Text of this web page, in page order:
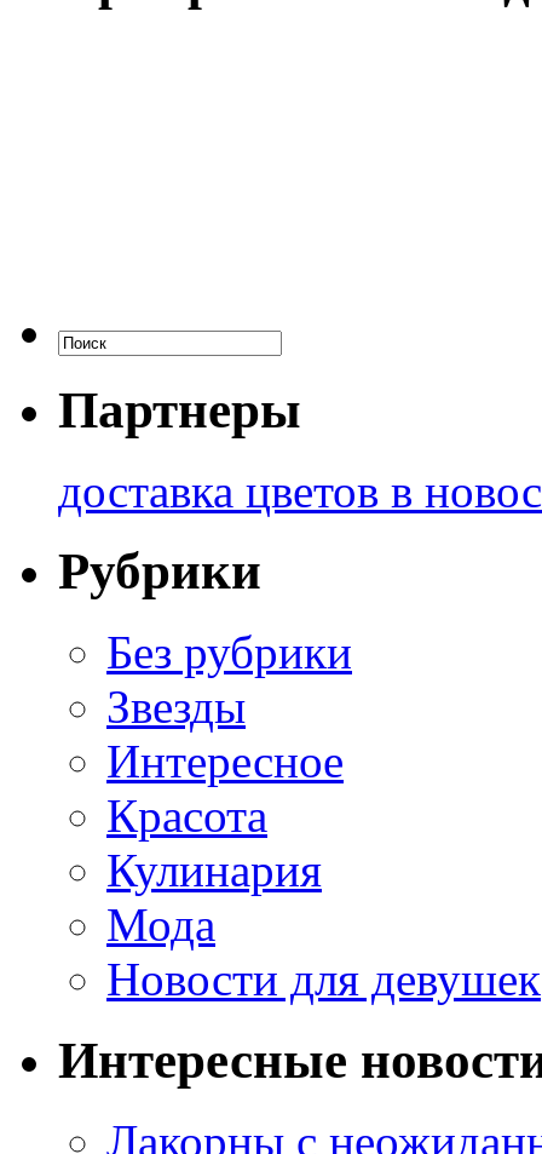
Партнеры
доставка цветов в
Рубрики
Без рубрики
Звезды
Интересное
Красота
Кулинария
Мода
Новости для девушек
Интересные
Лакорны с